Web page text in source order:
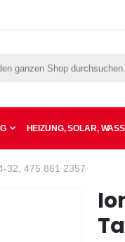
HEIZUNG, SOLAR,
32, 475 861 2357